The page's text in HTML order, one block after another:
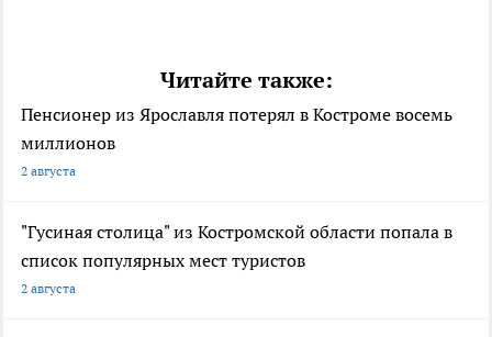
Читайте также:
Пенсионер из Ярославля потерял в Костроме восемь
миллионов
2 августа
"Гусиная столица" из Костромской области попала в
список популярных мест туристов
2 августа